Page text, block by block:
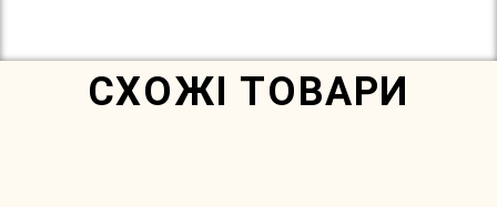
СХОЖІ ТОВАРИ